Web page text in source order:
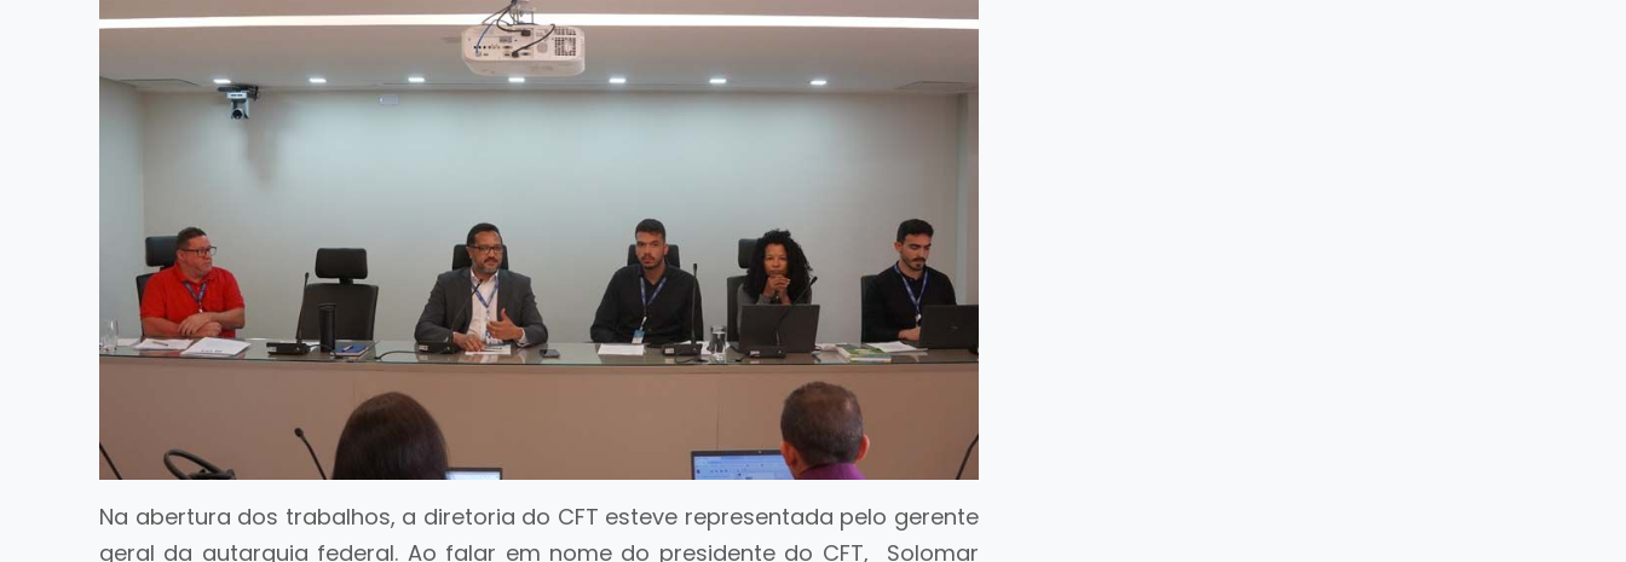
Na abertura dos trabalhos, a diretoria do CFT esteve representada pelo gerente
geral da autarquia federal. Ao falar em nome do presidente do CFT, Solomar